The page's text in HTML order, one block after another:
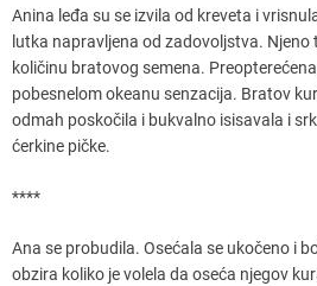
Anina leđa su se izvila od kreveta i
lutka napravljena od zadovoljstva. Njeno
količinu bratovog semena.
pobesnelom okeanu senzacija. Bratov
odmah poskočila i bukvalno isisavala i
ćerkine pičke.
****
Ana se probudila. Osećala se ukočeno i
obzira koliko je volela da oseća njegov